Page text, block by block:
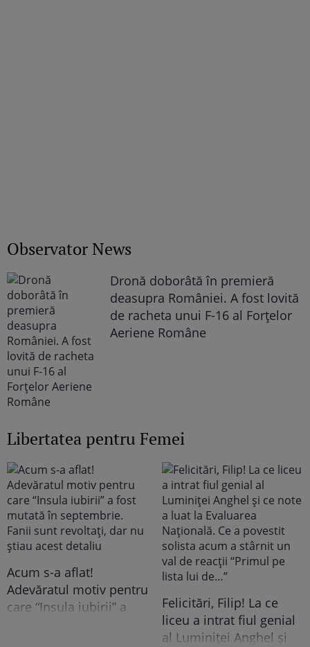
Observator News
Dronă doborâtă în premieră
deasupra României. A fost lovită
de racheta unui F-16 al Forţelor
Aeriene Române
Libertatea pentru Femei
Acum s-a aflat!
Adevăratul motiv pentru
care “Insula iubirii” a
Felicitări, Filip! La ce
liceu a intrat fiul genial
al Luminiței Anghel și